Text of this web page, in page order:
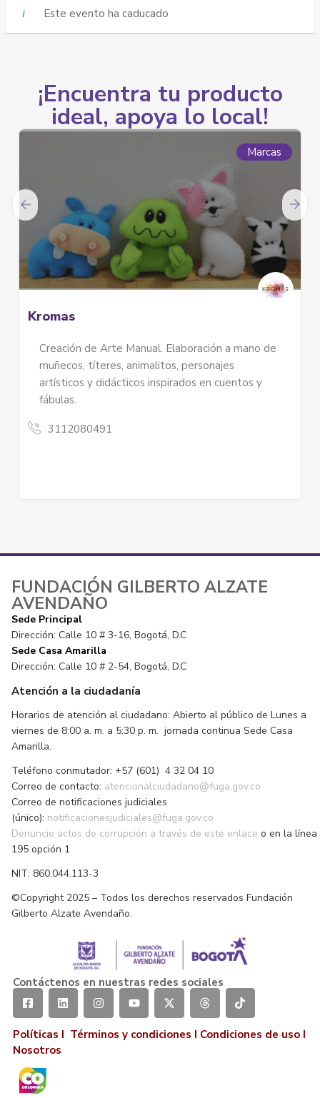
Este evento ha caducado
¡Encuentra tu producto
ideal, apoya lo local!
Marcas
Kromas
Creación de Arte Manual. Elaboración a mano de
muñecos, títeres, animalitos, personajes
artísticos y didácticos inspirados en cuentos y
fábulas.
3112080491
FUNDACIÓN GILBERTO ALZATE
AVENDAÑO
Sede Principal
Dirección: Calle 10 # 3-16, Bogotá, D.C
Sede Casa Amarilla
Dirección: Calle 10 # 2-54, Bogotá, D.C
Atención a la ciudadanía
Horarios de atención al ciudadano: Abierto al público de Lunes a
viernes de 8:00 a. m. a 5:30 p. m. jornada continua Sede Casa
Amarilla.
Teléfono conmutador: +57 (601) 4 32 04 10
Correo de contacto: atencionalciudadano@fuga.gov.co
Correo de notificaciones judiciales
(único): notificacionesjudiciales@fuga.gov.co
Denuncie actos de corrupción a través de este enlace o en la línea
195 opción 1
NIT: 860.044.113-3
©Copyright 2025 – Todos los derechos reservados Fundación
Gilberto Alzate Avendaño.
Contáctenos en nuestras redes sociales
Políticas I Términos y condiciones I Condiciones de uso I
Nosotros